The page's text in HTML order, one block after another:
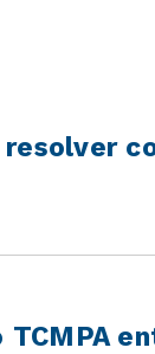
resolver